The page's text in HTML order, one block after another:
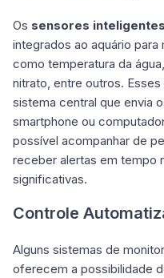
Os sensores inteligentes
integrados ao aquário
como temperatura da
nitrato, entre outros.
sistema central que envia
smartphone ou
possível acompanhar de
receber alertas em tempo
significativas.
Controle
Alguns sistemas de
oferecem a possibilidade